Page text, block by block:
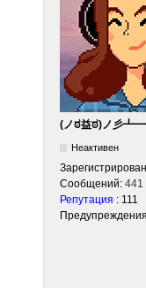
(ノಠ益ಠ)ノ彡
Неактивен
Сообщений: 441
Репутация : 111